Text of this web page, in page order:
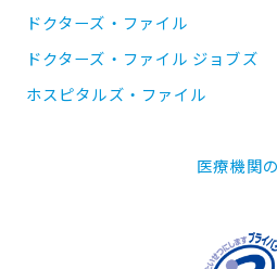
ドクターズ・ファイル
ドクターズ・ファイル ジョブズ
ホスピタルズ・ファイル
医療機関